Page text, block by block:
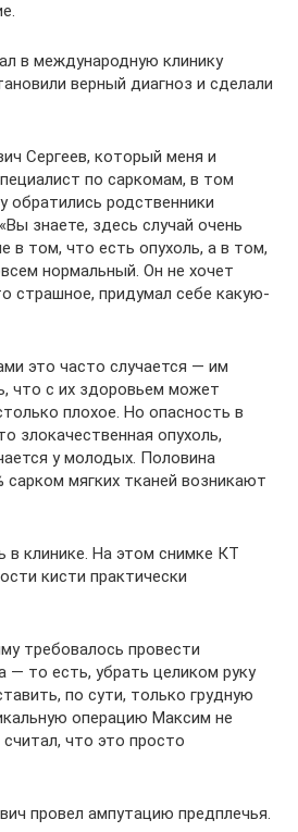
в международную клинику
верный диагноз и сделали
Сергеев, который меня и
по саркомам, в том
обратились родственники
знаете, здесь случай очень
в том, что есть опухоль, а в том,
нормальный. Он не хочет
страшное, придумал себе какую-
это часто случается — им
что с их здоровьем может
плохое. Но опасность в
злокачественная опухоль,
у молодых. Половина
сарком мягких тканей возникают
в клинике. На этом снимке КТ
кисти практически
требовалось провести
— то есть, убрать целиком руку
по сути, только грудную
операцию Максим не
что это просто
провел ампутацию предплечья.